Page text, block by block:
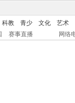
科教 青少 文化
艺术
赛事直播 网络